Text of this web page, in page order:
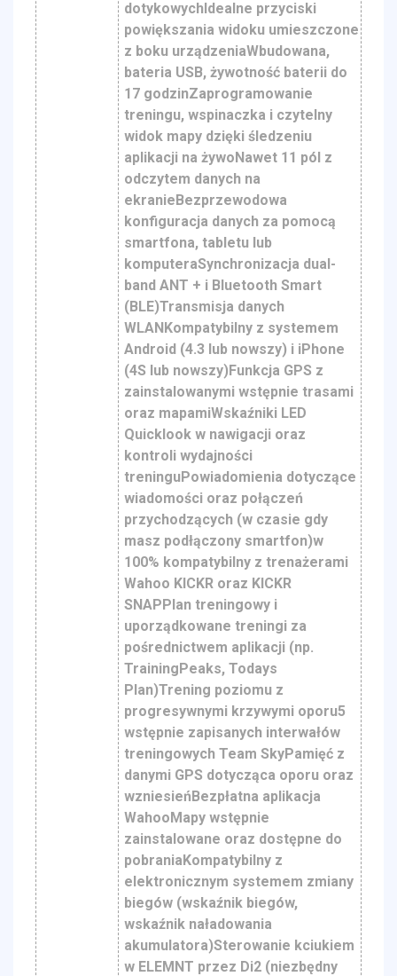
dotykowychIdealne przyciski
powiększania widoku umieszczone
z boku urządzeniaWbudowana,
bateria USB, żywotność baterii do
17 godzinZaprogramowanie
treningu, wspinaczka i czytelny
widok mapy dzięki śledzeniu
aplikacji na żywoNawet 11 pól z
odczytem danych na
ekranieBezprzewodowa
konfiguracja danych za pomocą
smartfona, tabletu lub
komputeraSynchronizacja dual-
band ANT + i Bluetooth Smart
(BLE)Transmisja danych
WLANKompatybilny z systemem
Android (4.3 lub nowszy) i iPhone
(4S lub nowszy)Funkcja GPS z
zainstalowanymi wstępnie trasami
oraz mapamiWskaźniki LED
Quicklook w nawigacji oraz
kontroli wydajności
treninguPowiadomienia dotyczące
wiadomości oraz połączeń
przychodzących (w czasie gdy
masz podłączony smartfon)w
100% kompatybilny z trenażerami
Wahoo KICKR oraz KICKR
SNAPPlan treningowy i
uporządkowane treningi za
pośrednictwem aplikacji (np.
TrainingPeaks, Todays
Plan)Trening poziomu z
progresywnymi krzywymi oporu5
wstępnie zapisanych interwałów
treningowych Team SkyPamięć z
danymi GPS dotycząca oporu oraz
wzniesieńBezpłatna aplikacja
WahooMapy wstępnie
zainstalowane oraz dostępne do
pobraniaKompatybilny z
elektronicznym systemem zmiany
biegów (wskaźnik biegów,
wskaźnik naładowania
akumulatora)Sterowanie kciukiem
w ELEMNT przez Di2 (niezbędny